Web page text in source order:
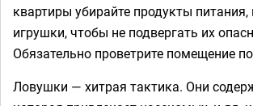
квартиры убирайте продукты питания,
игрушки, чтобы не подвергать их
Обязательно проветрите помещение
Ловушки — хитрая тактика. Они